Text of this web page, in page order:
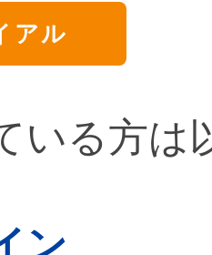
アル
いる方は
ン